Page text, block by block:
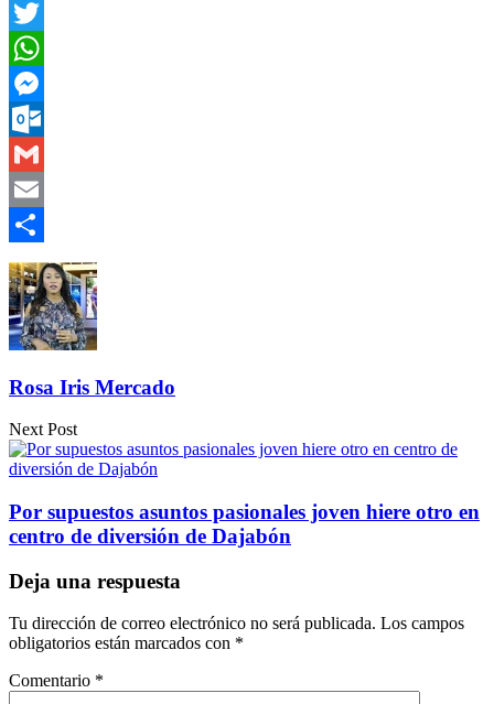
Facebook
Twitter
WhatsApp
Messenger
Outlook.com
Gmail
Email
Compartir
Rosa Iris Mercado
Next Post
Por supuestos asuntos pasionales joven hiere otro en
centro de diversión de Dajabón
Deja una respuesta
Tu dirección de correo electrónico no será publicada. Los campos
obligatorios están marcados con *
Comentario *